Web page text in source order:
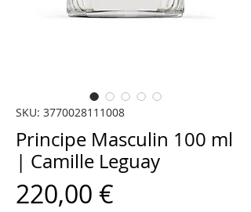
SKU: 3770028111008
Principe Masculin 100 ml
| Camille Leguay
220,00 €